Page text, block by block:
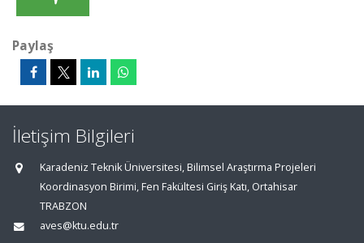
Paylaş
İletişim Bilgileri
Karadeniz Teknik Üniversitesi, Bilimsel Araştırma Projeleri
Koordinasyon Birimi, Fen Fakültesi Giriş Katı, Ortahisar
TRABZON
aves@ktu.edu.tr